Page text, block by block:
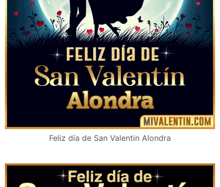
Feliz día de San Valentin Alondra